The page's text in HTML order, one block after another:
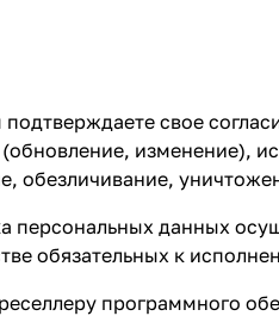
свое
изменение),
обезличивание,
данных
обязательных к
программного